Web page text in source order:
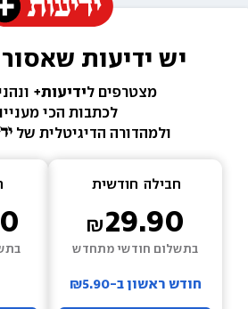
יש ידיעות
מצטרפים לידיעות+
לכתבות הכי
ולמהדורה הדיגיטלית של
חבילה חודשית
29.90
בתשלום חודשי מתחדש
חודש ראשון ב-₪5.90